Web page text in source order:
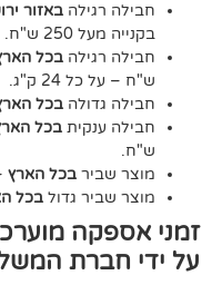
באזור ירושלים / מודיעין– 35 ש"ח –
בכל הארץ– 35 ש"ח –
בכל הארץ – קרטון מעל 90 ס"מ – 120 ש"ח.
בכל הארץ
בכל הארץ– עד 49 ס"מ – 60 ש"ח.
גדול
בכל הארץ– מעל 50 ס"מ – 200 ש"ח.
מוערכים מרגע
המשלוחים: